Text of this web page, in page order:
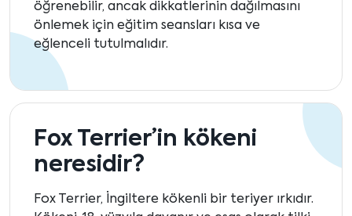
öğrenebilir, ancak dikkatlerinin dağılmasını
önlemek için eğitim seansları kısa ve
eğlenceli tutulmalıdır.
Fox Terrier’in kökeni
neresidir?
Fox Terrier, İngiltere kökenli bir teriyer ırkıdır.